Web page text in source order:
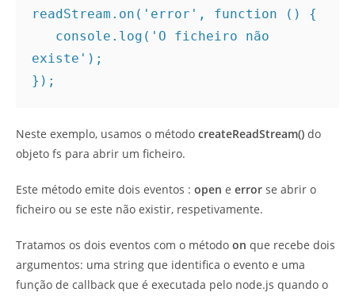
readStream.on('error', function () {
existe');
});
Neste exemplo, usamos o método createReadStream() do
objeto fs para abrir um ficheiro.
Este método emite dois eventos : open e error se abrir o
ficheiro ou se este não existir, respetivamente.
Tratamos os dois eventos com o método on que recebe dois
argumentos: uma string que identifica o evento e uma
função de callback que é executada pelo node.js quando o